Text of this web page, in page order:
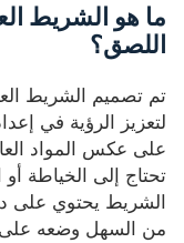
ما هو الشريط
اللصق؟
تم تصميم الشريط
لتعزيز الرؤية في
على عكس المواد
تحتاج إلى الخياطة أو
الشريط يحتوي على
من السهل وضعه على